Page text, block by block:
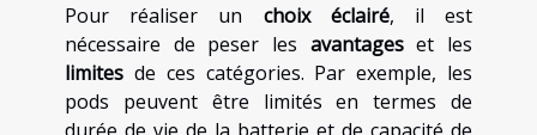
Pour réaliser un choix éclairé, il est
nécessaire de peser les avantageset les
limites de ces catégories. Par exemple, les
pods peuvent être limités en termes de